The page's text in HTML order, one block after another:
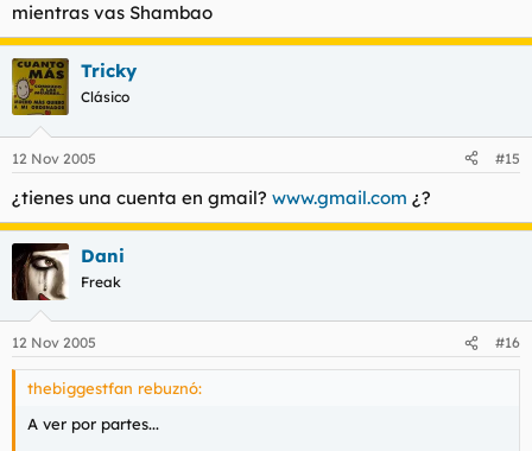
mientras vas Shambao
Tricky
Clásico
12 Nov 2005 #15
¿tienes una cuenta en gmail? www.gmail.com ¿?
Dani
Freak
12 Nov 2005 #16
thebiggestfan rebuznó:
A ver por partes...